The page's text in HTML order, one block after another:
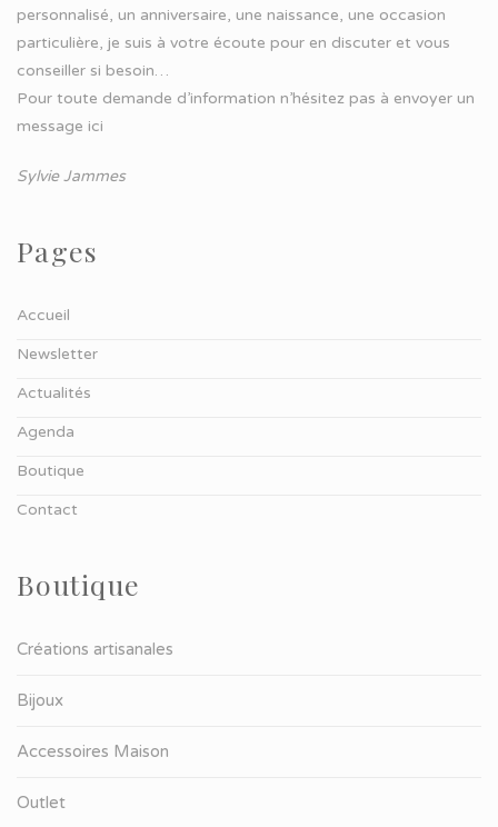
personnalisé, un anniversaire, une naissance, une occasion
particulière, je suis à votre écoute pour en discuter et vous
conseiller si besoin…
Pour toute demande d’information n’hésitez pas à envoyer un
message ici
Sylvie Jammes
Pages
Accueil
Newsletter
Actualités
Agenda
Boutique
Contact
Boutique
Créations artisanales
Bijoux
Accessoires Maison
Outlet